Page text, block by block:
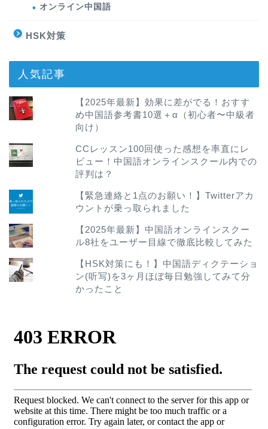
オンライン中国語
HSK対策
人気記事
【2025年最新】効果に差がでる！おすす
め中国語参考書10選＋α（初心者〜中級者
向け）
CCレッスン100回使った感想を率直にレ
ビュー！中国語オンラインスクール内での
評判は？
【緊急連絡と1点のお願い！】Twitterアカ
ウントが乗っ取られました
【2025年最新】中国語オンラインスクー
ル8社をユーザー目線で徹底比較してみた
【HSK対策にも！】中国語ディクテーショ
ン(听写)を3ヶ月ほぼ毎日勉強してみて分
かったこと